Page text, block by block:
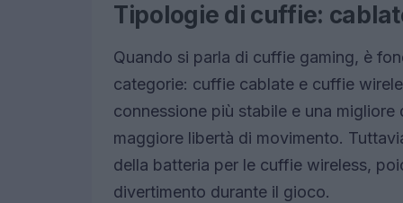
Tipologie di cuffie:
Quando si parla di cuffie gaming, è
categorie: cuffie cablate e cuffie
connessione più stabile e una
maggiore libertà di movimento.
della batteria per le cuffie wireless,
divertimento durante il gioco.